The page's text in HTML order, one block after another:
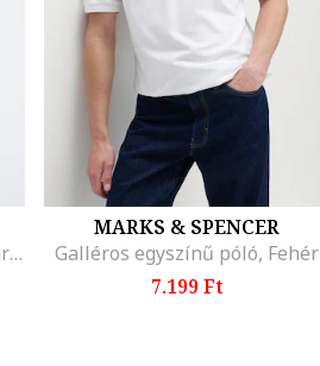
Galléros normál fazonú texturált póló, Világosszürke
MARKS & SPENCER
Galléros egyszínű póló, Fehér
7.199 Ft